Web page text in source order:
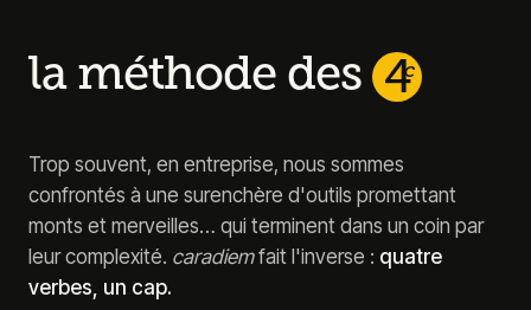
la méthode des 4c
Trop souvent, en entreprise, nous sommes
confrontés à une surenchère d'outils promettant
monts et merveilles… qui terminent dans un coin par
leur complexité. caradiemfait l'inverse : quatre
verbes, un cap.